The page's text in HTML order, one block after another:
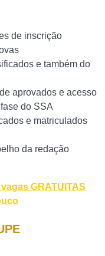
de inscrição
e também do
aprovados e acesso
do SSA
e matriculados
da redação
GRATUITAS